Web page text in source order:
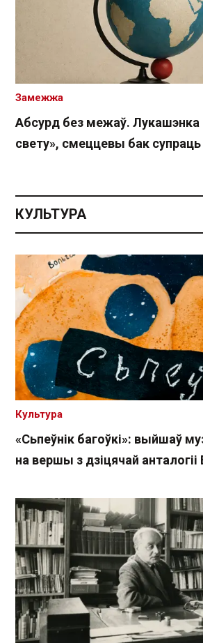
Абсурд без межаў. Лукашэнка
свету», смеццевы бак
Замежжа
КУЛЬТУРА
«Сьпеўнік багоўкі»: выйшаў
на вершы з дзіцячай анталогіі
Культура